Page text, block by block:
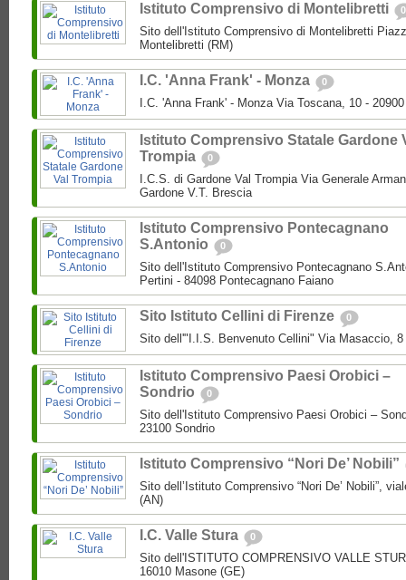
Istituto Comprensivo di Montelibretti 0
Sito dell'Istituto Comprensivo di Montelibretti
Montelibretti (RM)
I.C. 'Anna Frank' - Monza 0
I.C. 'Anna Frank' - Monza Via Toscana, 10 -
Istituto Comprensivo Statale Gardone
Trompia
0
I.C.S. di Gardone Val Trompia Via Generale
Gardone V.T. Brescia
Istituto Comprensivo Pontecagnano
S.Antonio
0
Sito dell'Istituto Comprensivo Pontecagnano
Pertini - 84098 Pontecagnano Faiano
Sito Istituto Cellini di Firenze 0
Sito dell'"I.I.S. Benvenuto Cellini" Via Masaccio, 8
Istituto Comprensivo Paesi Orobici –
Sondrio
0
Sito dell'Istituto Comprensivo Paesi Orobici –
23100 Sondrio
Istituto Comprensivo “Nori De’ Nobili”
Sito dell’Istituto Comprensivo “Nori De’ Nobili”,
(AN)
I.C. Valle Stura 0
Sito dell'ISTITUTO COMPRENSIVO VALLE
16010 Masone (GE)